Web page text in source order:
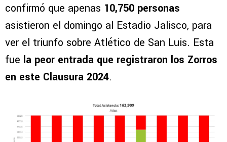
confirmó que apenas 10,750 personas
asistieron el domingo al Estadio Jalisco, para
ver el triunfo sobre Atlético de San Luis. Esta
fue la peor entrada que registraron los Zorros
en este Clausura 2024.